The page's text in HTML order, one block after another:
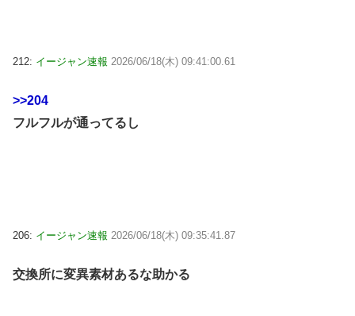
212: イージャン速報 2026/06/18(木) 09:41:00.61
>>204
フルフルが通ってるし
206: イージャン速報 2026/06/18(木) 09:35:41.87
交換所に変異素材あるな助かる